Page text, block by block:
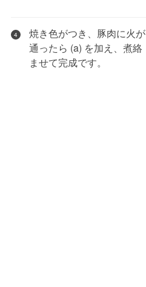
4
焼き色がつき、豚肉に火が
通ったら (a) を加え、煮絡
ませて完成です。